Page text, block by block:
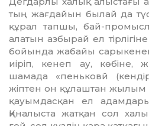
тың жағдайын былай да
құрал тапшы, бай-
алатын азбырай ел
бойында жабайы
иі­ріп, кенеп ау,
шамада «пеньковй
жіптен он құлаштан жылым
қауымдасқан ел
Қиналыста жат­қан сол